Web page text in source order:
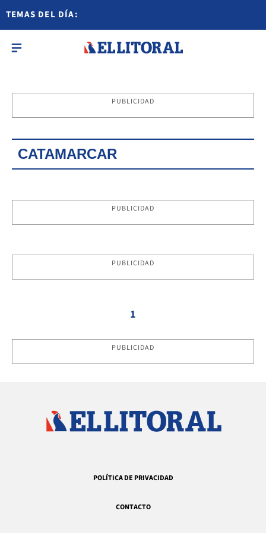
TEMAS DEL DÍA:
PUBLICIDAD
CATAMARCAR
PUBLICIDAD
PUBLICIDAD
1
PUBLICIDAD
POLÍTICA DE PRIVACIDAD
CONTACTO